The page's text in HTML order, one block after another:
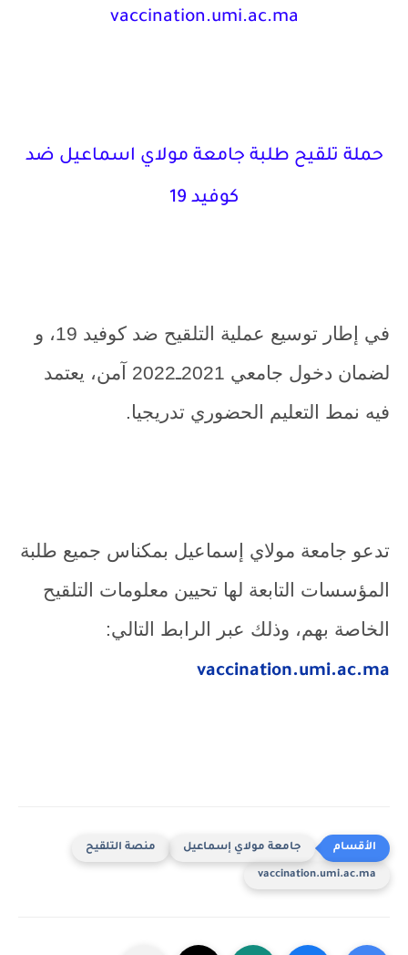
vaccination.umi.ac.ma
حملة تلقيح طلبة جامعة مولاي اسماعيل ضد
كوفيد 19
في إطار توسيع عملية التلقيح ضد كوفيد 19، و
لضمان دخول جامعي 2021ـ2022 آمن، يعتمد
فيه نمط التعليم الحضوري تدريجيا.
تدعو جامعة مولاي إسماعيل بمكناس جميع طلبة
المؤسسات التابعة لها تحيين معلومات التلقيح
الخاصة بهم، وذلك عبر الرابط التالي:
vaccination.umi.ac.ma
جامعة مولاي إسماعيل منصة التلقيح
vaccination.umi.ac.ma